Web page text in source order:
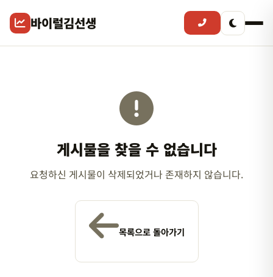
바이럴김선생
게시물을 찾을 수 없습니다
요청하신 게시물이 삭제되었거나 존재하지 않습니다.
목록으로 돌아가기